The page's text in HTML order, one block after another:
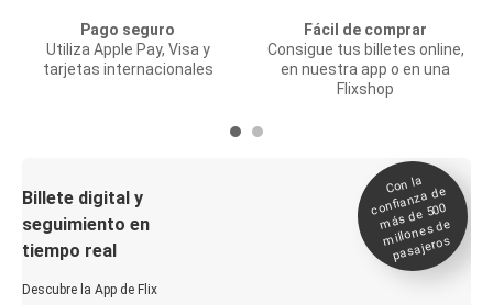
Pago seguro
Utiliza Apple Pay, Visa y
tarjetas internacionales
Fácil de comprar
Consigue tus billetes online,
en nuestra app o en una
Flixshop
Billete digital y
seguimiento en
tiempo real
Descubre la App de Flix
Con la
confianza de
más de 500
millones de
pasajeros